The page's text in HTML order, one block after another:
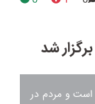
شد
است و مردم در